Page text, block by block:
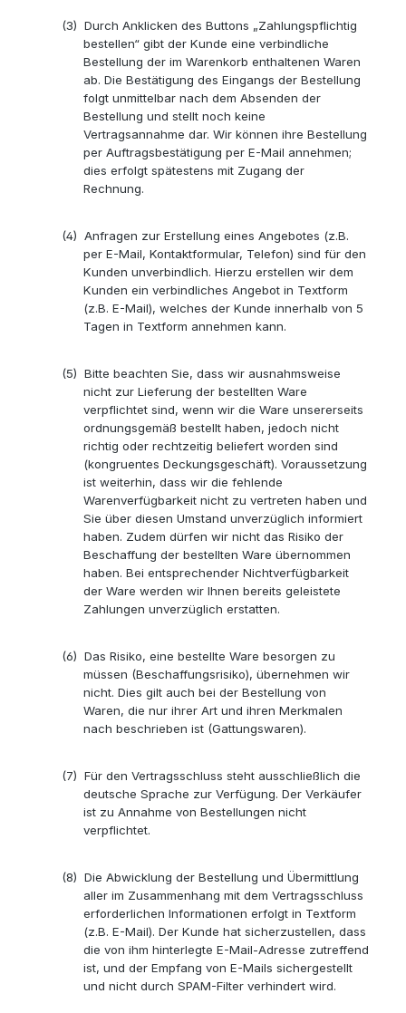
(3)Durch Anklicken des Buttons „Zahlungspflichtig
bestellen“ gibt der Kunde eine verbindliche
Bestellung der im Warenkorb enthaltenen Waren
ab. Die Bestätigung des Eingangs der Bestellung
folgt unmittelbar nach dem Absenden der
Bestellung und stellt noch keine
Vertragsannahme dar. Wir können ihre Bestellung
per Auftragsbestätigung per E-Mail annehmen;
dies erfolgt spätestens mit Zugang der
Rechnung.
(4)Anfragen zur Erstellung eines Angebotes (z.B.
per E-Mail, Kontaktformular, Telefon) sind für den
Kunden unverbindlich. Hierzu erstellen wir dem
Kunden ein verbindliches Angebot in Textform
(z.B. E-Mail), welches der Kunde innerhalb von 5
Tagen in Textform annehmen kann.
(5)Bitte beachten Sie, dass wir ausnahmsweise
nicht zur Lieferung der bestellten Ware
verpflichtet sind, wenn wir die Ware unsererseits
ordnungsgemäß bestellt haben, jedoch nicht
richtig oder rechtzeitig beliefert worden sind
(kongruentes Deckungsgeschäft). Voraussetzung
ist weiterhin, dass wir die fehlende
Warenverfügbarkeit nicht zu vertreten haben und
Sie über diesen Umstand unverzüglich informiert
haben. Zudem dürfen wir nicht das Risiko der
Beschaffung der bestellten Ware übernommen
haben. Bei entsprechender Nichtverfügbarkeit
der Ware werden wir Ihnen bereits geleistete
Zahlungen unverzüglich erstatten.
(6)Das Risiko, eine bestellte Ware besorgen zu
müssen (Beschaffungsrisiko), übernehmen wir
nicht. Dies gilt auch bei der Bestellung von
Waren, die nur ihrer Art und ihren Merkmalen
nach beschrieben ist (Gattungswaren).
(7)Für den Vertragsschluss steht ausschließlich die
deutsche Sprache zur Verfügung. Der Verkäufer
ist zu Annahme von Bestellungen nicht
verpflichtet.
(8)Die Abwicklung der Bestellung und Übermittlung
aller im Zusammenhang mit dem Vertragsschluss
erforderlichen Informationen erfolgt in Textform
(z.B. E-Mail). Der Kunde hat sicherzustellen, dass
die von ihm hinterlegte E-Mail-Adresse zutreffend
ist, und der Empfang von E-Mails sichergestellt
und nicht durch SPAM-Filter verhindert wird.